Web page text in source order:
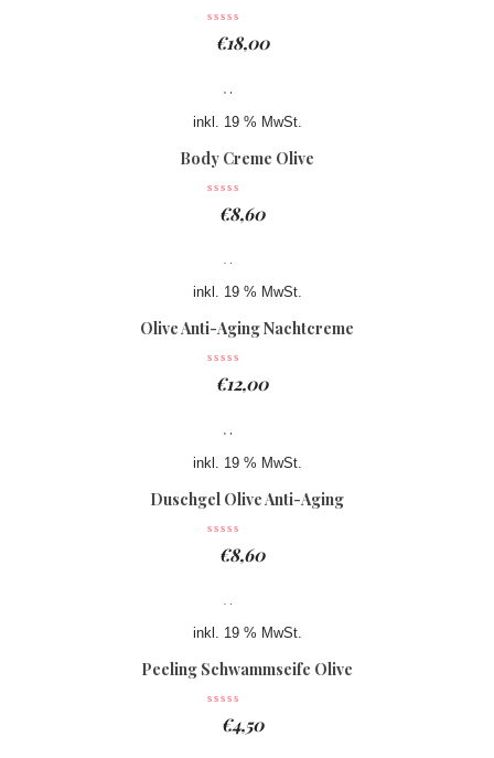
€18,00
inkl. 19 % MwSt.
Body Creme Olive
€8,60
inkl. 19 % MwSt.
Olive Anti-Aging Nachtcreme
€12,00
inkl. 19 % MwSt.
Duschgel Olive Anti-Aging
€8,60
inkl. 19 % MwSt.
Peeling Schwammseife Olive
€4,50